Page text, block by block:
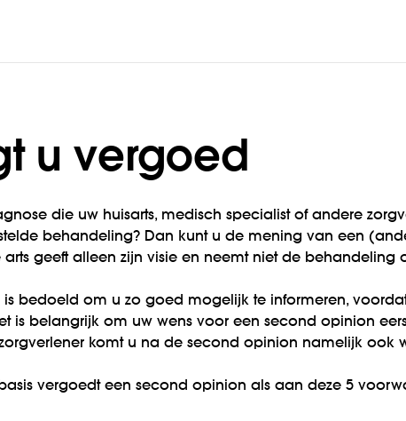
u vergoed
die uw huisarts, medisch specialist of andere
behandeling? Dan kunt u de mening van een
geeft alleen zijn visie en neemt niet de behandeling
is bedoeld om u zo goed mogelijk te informeren,
is belangrijk om uw wens voor een second opinion
komt u na de second opinion namelijk ook
vergoedt een second opinion als aan deze 5